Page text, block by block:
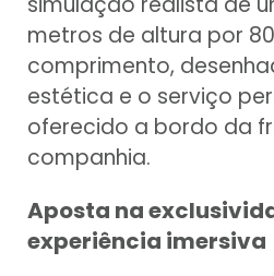
metros de altura por
comprimento,
estética e o serviço
oferecido a bordo da
companhia.
Aposta na
experiência imersiva